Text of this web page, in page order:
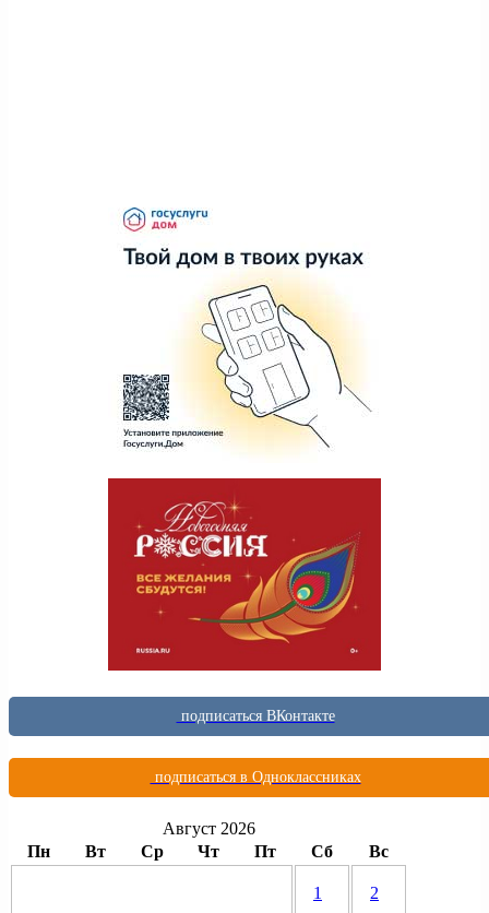
подписаться ВКонтакте
подписаться в Одноклассниках
Август 2026
Пн
Вт Ср Чт Пт Сб Вс
1 2